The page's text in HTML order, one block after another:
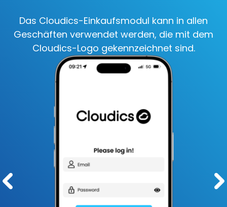
Das Cloudics-Einkaufsmodul kann in allen
Geschäften verwendet werden, die mit dem
Cloudics-Logo gekennzeichnet sind.
Pre
vio
Ne
xt